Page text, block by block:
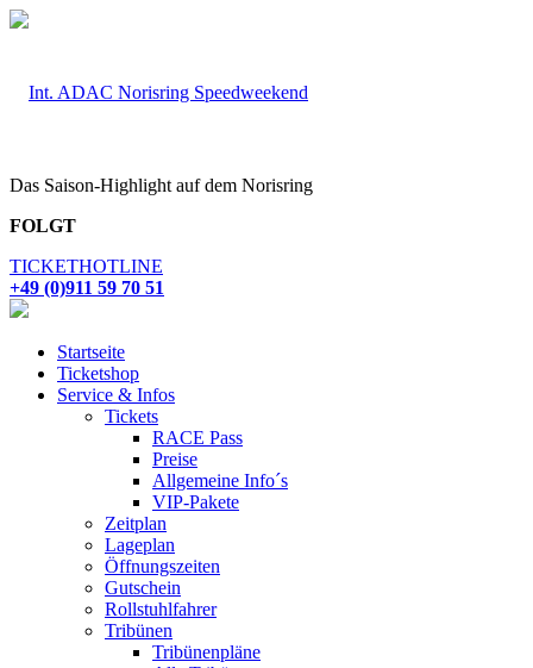
Das Saison-Highlight auf dem Norisring
FOLGT
TICKETHOTLINE
+49 (0)911 59 70 51
Startseite
Ticketshop
Service & Infos
Tickets
RACE Pass
Preise
Allgemeine Info´s
VIP-Pakete
Zeitplan
Lageplan
Öffnungszeiten
Gutschein
Rollstuhlfahrer
Tribünen
Tribünenpläne